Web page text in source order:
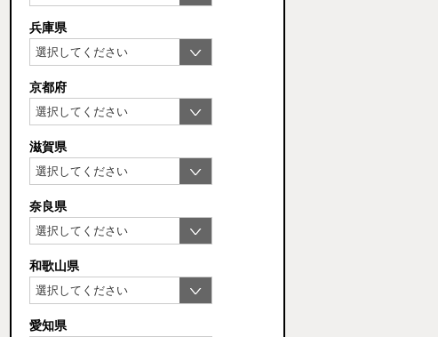
兵庫県
京都府
滋賀県
奈良県
和歌山県
愛知県